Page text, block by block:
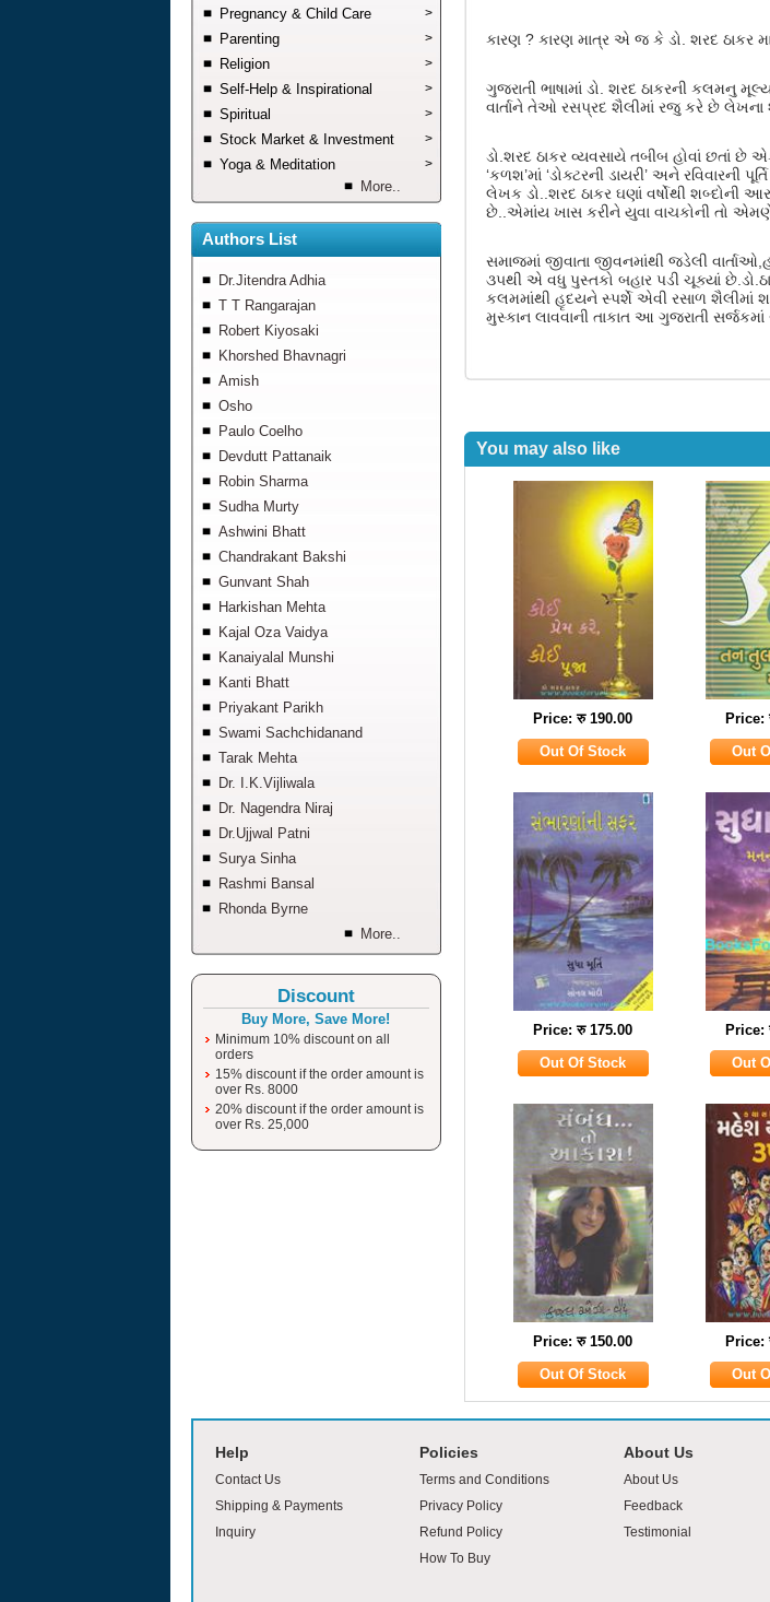
Pregnancy & Child Care >
Parenting >
Religion >
Self-Help & Inspirational >
Spiritual >
Stock Market & Investment >
Yoga & Meditation >
More..
Authors List
Dr.Jitendra Adhia
T T Rangarajan
Robert Kiyosaki
Khorshed Bhavnagri
Amish
Osho
Paulo Coelho
Devdutt Pattanaik
Robin Sharma
Sudha Murty
Ashwini Bhatt
Chandrakant Bakshi
Gunvant Shah
Harkishan Mehta
Kajal Oza Vaidya
Kanaiyalal Munshi
Kanti Bhatt
Priyakant Parikh
Swami Sachchidanand
Tarak Mehta
Dr. I.K.Vijliwala
Dr. Nagendra Niraj
Dr.Ujjwal Patni
Surya Sinha
Rashmi Bansal
Rhonda Byrne
More..
Discount
Buy More, Save More!
Minimum 10% discount on all
orders
15% discount if the order amount is
over Rs. 8000
20% discount if the order amount is
over Rs. 25,000
કારણ ? કારણ માત્ર એ જ કે ડો. શરદ
ગુજરાતી ભાષામાં ડો. શરદ ઠાકરની કલમનુ
વાર્તાને તેઓ રસપ્રદ શૈલીમાં રજુ કરે છે લેખના
ડો.શરદ ઠાકર વ્યવસાયે તબીબ હોવાં છતાં છે
‘કળશ’માં ‘ડોક્ટરની ડાયરી’ અને રવિવારની
લેખક ડો..શરદ ઠાકર ઘણાં વર્ષોથી શબ્દોની
છે..એમાંય ખાસ કરીને યુવા વાચકોની તો એમણે
સમાજમાં જીવાતા જીવનમાંથી જડેલી
૩૫થી એ વધુ પુસ્તકો બહાર પડી ચૂક્યાં
કલમમાંથી હૃદયને સ્પર્શે એવી રસાળ
મુસ્કાન લાવવાની તાકાત આ ગુજરાતી સર્જકમાં
You may also like
Price: रु 190.00 Price:
Price: रु 175.00 Price:
Price: रु 150.00 Price:
Help
Contact Us
Shipping & Payments
Inquiry
Policies
Terms and Conditions
Privacy Policy
Refund Policy
How To Buy
About Us
About Us
Feedback
Testimonial